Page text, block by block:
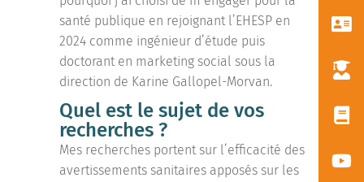
santé publique en rejoignant l’EHESP en
2024 comme ingénieur d’étude puis
doctorant en marketing social sous la
direction de Karine Gallopel-Morvan.
Quel est le sujet de vos
recherches ?
Mes recherches portent sur l’efficacité des
avertissements sanitaires apposés sur les